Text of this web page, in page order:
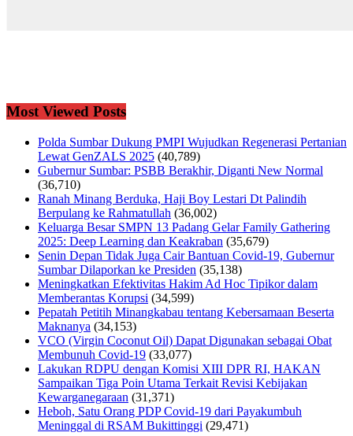
Most Viewed Posts
Polda Sumbar Dukung PMPI Wujudkan Regenerasi Pertanian
Lewat GenZALS 2025 (40,789)
Gubernur Sumbar: PSBB Berakhir, Diganti New Normal
(36,710)
Ranah Minang Berduka, Haji Boy Lestari Dt Palindih
Berpulang ke Rahmatullah (36,002)
Keluarga Besar SMPN 13 Padang Gelar Family Gathering
2025: Deep Learning dan Keakraban (35,679)
Senin Depan Tidak Juga Cair Bantuan Covid-19, Gubernur
Sumbar Dilaporkan ke Presiden (35,138)
Meningkatkan Efektivitas Hakim Ad Hoc Tipikor dalam
Memberantas Korupsi (34,599)
Pepatah Petitih Minangkabau tentang Kebersamaan Beserta
Maknanya (34,153)
VCO (Virgin Coconut Oil) Dapat Digunakan sebagai Obat
Membunuh Covid-19 (33,077)
Lakukan RDPU dengan Komisi XIII DPR RI, HAKAN
Sampaikan Tiga Poin Utama Terkait Revisi Kebijakan
Kewarganegaraan (31,371)
Heboh, Satu Orang PDP Covid-19 dari Payakumbuh
Meninggal di RSAM Bukittinggi (29,471)